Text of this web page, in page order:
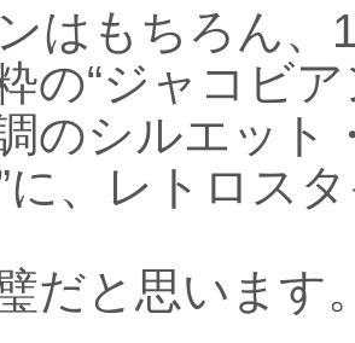
はもちろん、
の“ジャコビ
のシルエット
に、レトロス
だと思います